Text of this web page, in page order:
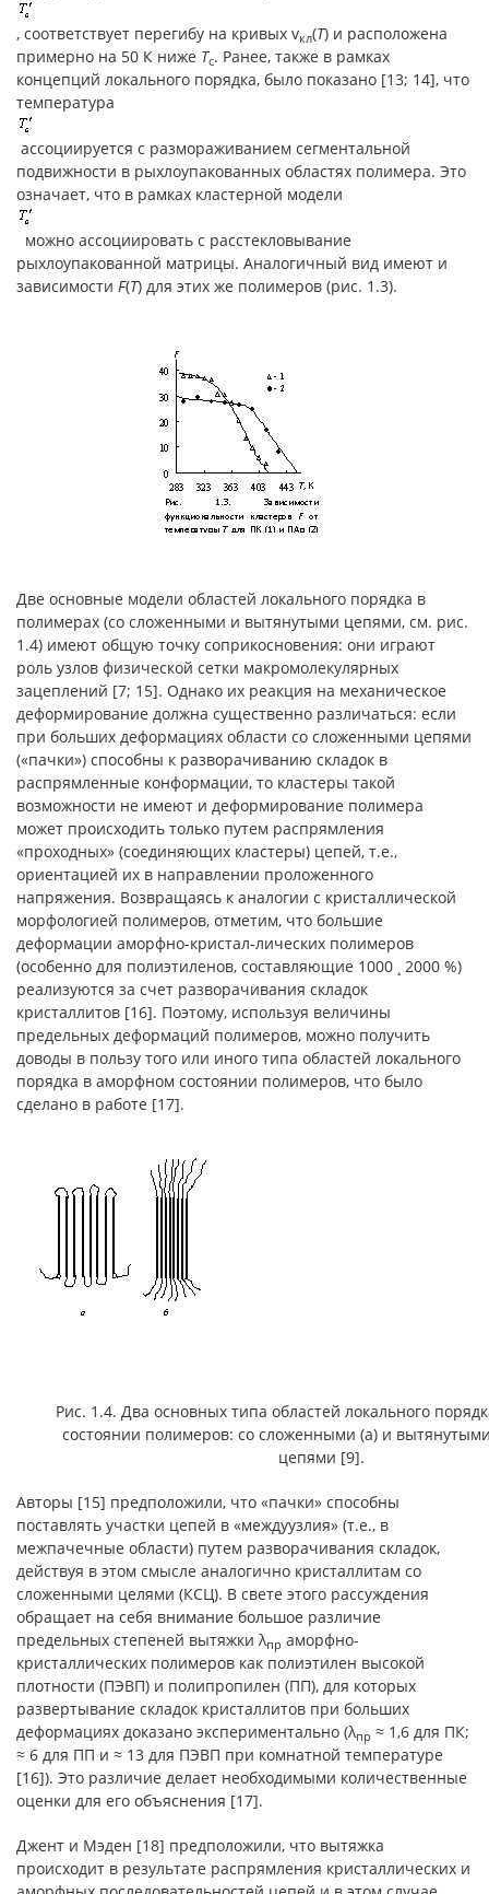
, соответствует перегибу на кривых vкл(Т) и расположена
примерно на 50 К ниже Тс. Ранее, также в рамках
концепций локального порядка, было показано [13; 14], что
температура
ассоциируется с размораживанием сегментальной
подвижности в рыхлоупакованных областях полимера. Это
означает, что в рамках кластерной модели
можно ассоциировать с расстекловывание
рыхлоупакованной матрицы. Аналогичный вид имеют и
зависимости F(T) для этих же полимеров (рис. 1.3).
Две основные модели областей локального порядка в
полимерах (со сложенными и вытянутыми цепями, см. рис.
1.4) имеют общую точку соприкосновения: они играют
роль узлов физической сетки макромолекулярных
зацеплений [7; 15]. Однако их реакция на механическое
деформирование должна существенно различаться: если
при больших деформациях области со сложенными цепями
(«пачки») способны к разворачиванию складок в
распрямленные конформации, то кластеры такой
возможности не имеют и деформирование полимера
может происходить только путем распрямления
«проходных» (соединяющих кластеры) цепей, т.е.,
ориентацией их в направлении проложенного
напряжения. Возвращаясь к аналогии с кристаллической
морфологией полимеров, отметим, что большие
деформации аморфно-кристал-лических полимеров
(особенно для полиэтиленов, составляющие 1000 ¸ 2000 %)
реализуются за счет разворачивания складок
кристаллитов [16]. Поэтому, используя величины
предельных деформаций полимеров, можно получить
доводы в пользу того или иного типа областей локального
порядка в аморфном состоянии полимеров, что было
сделано в работе [17].
Рис. 1.4. Два основных типа областей локального
состоянии полимеров: со сложенными (а) и вытянутыми
цепями [9].
Авторы [15] предположили, что «пачки» способны
поставлять участки цепей в «междуузлия» (т.е., в
межпачечные области) путем разворачивания складок,
действуя в этом смысле аналогично кристаллитам со
сложенными целями (КСЦ). В свете этого рассуждения
обращает на себя внимание большое различие
предельных степеней вытяжки λпр аморфно-
кристаллических полимеров как полиэтилен высокой
плотности (ПЭВП) и полипропилен (ПП), для которых
развертывание складок кристаллитов при больших
деформациях доказано экспериментально (λпр ≈ 1,6 для ПК;
≈ 6 для ПП и ≈ 13 для ПЭВП при комнатной температуре
[16]). Это различие делает необходимыми количественные
оценки для его объяснения [17].
Джент и Мэден [18] предположили, что вытяжка
происходит в результате распрямления кристаллических и